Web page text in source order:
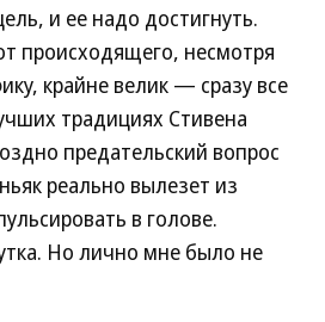
и ее надо достигнуть.
происходящего, несмотря
крайне велик — сразу все
традициях Стивена
предательский вопрос
реально вылезет из
в голове.
Но лично мне было не